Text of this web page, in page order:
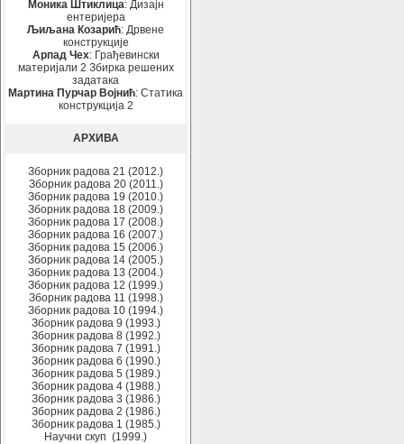
Моника Штиклица: Дизајн
ентеријера
Љиљана Козарић: Дрвене
конструкције
Арпад Чех: Грађевински
материјали 2 Збирка решених
задатака
Мартина Пурчар Војнић: Статика
конструкција 2
АРХИВА
Зборник радова 21 (2012.)
Зборник радова 20 (2011.)
Зборник радова 19 (2010.)
Зборник радова 18 (2009.)
Зборник радова 17 (2008.)
Зборник радова 16 (2007.)
Зборник радова 15 (2006.)
Зборник радова 14 (2005.)
Зборник радова 13 (2004.)
Зборник радова 12 (1999.)
Зборник радова 11 (1998.)
Зборник радова 10 (1994.)
Зборник радова 9 (1993.)
Зборник радова 8 (1992.)
Зборник радова 7 (1991.)
Зборник радова 6 (1990.)
Зборник радова 5 (1989.)
Зборник радова 4 (1988.)
Зборник радова 3 (1986.)
Зборник радова 2 (1986.)
Зборник радова 1 (1985.)
Научни скуп (1999.)